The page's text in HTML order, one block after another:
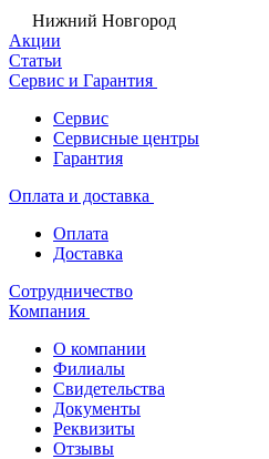
Нижний Новгород
Акции
Статьи
Сервис и Гарантия
Сервис
Сервисные центры
Гарантия
Оплата и доставка
Оплата
Доставка
Сотрудничество
Компания
О компании
Филиалы
Свидетельства
Документы
Реквизиты
Отзывы